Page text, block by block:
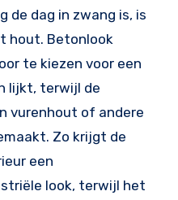
de dag in zwang is, is
hout. Betonlook
te kiezen voor een
lijkt, terwijl de
vurenhout of andere
Zo krijgt de
een
look, terwijl het